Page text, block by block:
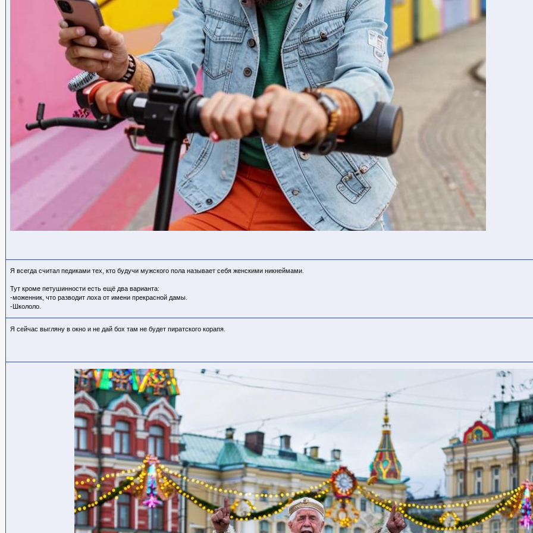
Я всегда считал педиками тех, кто будучи мужского пола называет себя женскими никнеймами.
Тут кроме петушинности есть ещё два варианта:
-моженник, что разводит лоха от имени прекрасной дамы.
-Школоло.
Я сейчас выгляну в окно и не дай бох там не будет пиратского корапя.